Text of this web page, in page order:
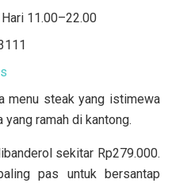
11.00–22.00
menu steak yang istimewa
yang ramah di kantong.
sekitar Rp279.000.
pas untuk bersantap